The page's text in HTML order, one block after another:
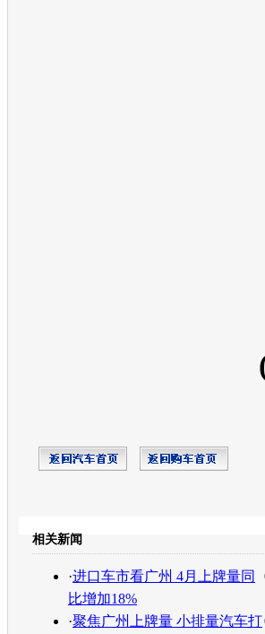
相关新闻
·进口车市看广州 4月上牌量同
比增加18%
·聚焦广州上牌量 小排量汽车打